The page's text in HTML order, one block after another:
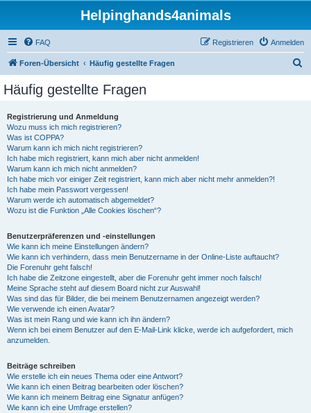
Helpinghands4animals
FAQ Anmelden
Registrieren
Foren-Übersicht Häufig gestellte Fragen
Häufig gestellte Fragen
Registrierung und Anmeldung
Wozu muss ich mich registrieren?
Was ist COPPA?
Warum kann ich mich nicht registrieren?
Ich habe mich registriert, kann mich aber nicht anmelden!
Warum kann ich mich nicht anmelden?
Ich habe mich vor einiger Zeit registriert, kann mich aber nicht mehr anmelden?!
Ich habe mein Passwort vergessen!
Warum werde ich automatisch abgemeldet?
Wozu ist die Funktion „Alle Cookies löschen“?
Benutzerpräferenzen und -einstellungen
Wie kann ich meine Einstellungen ändern?
Wie kann ich verhindern, dass mein Benutzername in der Online-Liste auftaucht?
Die Forenuhr geht falsch!
Ich habe die Zeitzone eingestellt, aber die Forenuhr geht immer noch falsch!
Meine Sprache steht auf diesem Board nicht zur Auswahl!
Was sind das für Bilder, die bei meinem Benutzernamen angezeigt werden?
Wie verwende ich einen Avatar?
Was ist mein Rang und wie kann ich ihn ändern?
Wenn ich bei einem Benutzer auf den E-Mail-Link klicke, werde ich aufgefordert, mich
anzumelden.
Beiträge schreiben
Wie erstelle ich ein neues Thema oder eine Antwort?
Wie kann ich einen Beitrag bearbeiten oder löschen?
Wie kann ich meinem Beitrag eine Signatur anfügen?
Wie kann ich eine Umfrage erstellen?